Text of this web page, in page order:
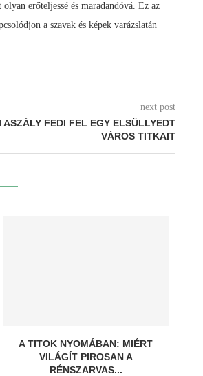
erőteljessé és maradandóvá. Ez az
a szavak és képek varázslatán
next post
ASZÁLY FEDI FEL EGY ELSÜLLYEDT
VÁROS TITKAIT
A TITOK NYOMÁBAN: MIÉRT
VILÁGÍT PIROSAN A
RÉNSZARVAS...